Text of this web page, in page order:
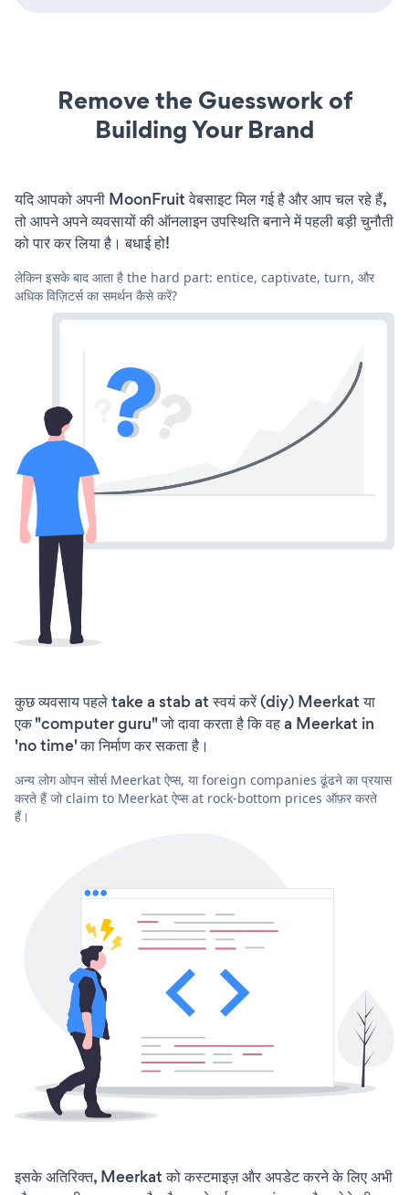
Remove the Guesswork of
Building Your Brand
यदि आपको अपनी MoonFruit वेबसाइट मिल गई है और आप चल रहे हैं,
तो आपने अपने व्यवसायों की ऑनलाइन उपस्थिति बनाने में पहली बड़ी चुनौती
को पार कर लिया है। बधाई हो!
लेकिन इसके बाद आता है the hard part: entice, captivate, turn, और
अधिक विज़िटर्स का समर्थन कैसे करें?
कुछ व्यवसाय पहले take a stab at स्वयं करें (diy) Meerkat या
एक "computer guru" जो दावा करता है कि वह a Meerkat in
'no time' का निर्माण कर सकता है।
अन्य लोग ओपन सोर्स Meerkat ऐप्स, या foreign companies ढूंढने का प्रयास
करते हैं जो claim to Meerkat ऐप्स at rock-bottom prices ऑफ़र करते
हैं।
इसके अतिरिक्त, Meerkat को कस्टमाइज़ और अपडेट करने के लिए अभी